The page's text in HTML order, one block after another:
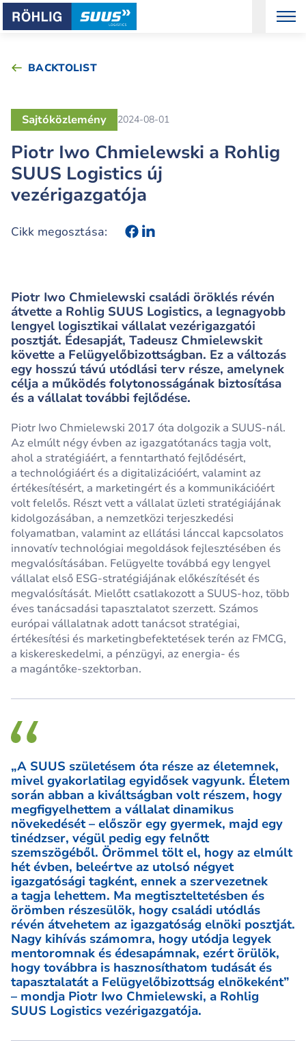
BACKTOLIST
Piotr Iwo Chmielewski a Rohlig
SUUS Logistics új
vezérigazgatója
Sajtóközlemény 2024-08-01
Cikk megosztása:
Piotr Iwo Chmielewski családi öröklés révén
átvette a Rohlig SUUS Logistics, a legnagyobb
lengyel logisztikai vállalat vezérigazgatói
posztját. Édesapját, Tadeusz Chmielewskit
követte a Felügyelőbizottságban. Ez a változás
egy hosszú távú utódlási terv része, amelynek
célja a működés folytonosságának biztosítása
és a vállalat további fejlődése.
Piotr Iwo Chmielewski 2017 óta dolgozik a SUUS-nál.
Az elmúlt négy évben az igazgatótanács tagja volt,
ahol a stratégiáért, a fenntartható fejlődésért,
a technológiáért és a digitalizációért, valamint az
értékesítésért, a marketingért és a kommunikációért
volt felelős. Részt vett a vállalat üzleti stratégiájának
kidolgozásában, a nemzetközi terjeszkedési
folyamatban, valamint az ellátási lánccal kapcsolatos
innovatív technológiai megoldások fejlesztésében és
megvalósításában. Felügyelte továbbá egy lengyel
vállalat első ESG-stratégiájának előkészítését és
megvalósítását. Mielőtt csatlakozott a SUUS-hoz, több
éves tanácsadási tapasztalatot szerzett. Számos
európai vállalatnak adott tanácsot stratégiai,
értékesítési és marketingbefektetések terén az FMCG,
a kiskereskedelmi, a pénzügyi, az energia- és
a magántőke-szektorban.
„A SUUS születésem óta része az életemnek,
mivel gyakorlatilag egyidősek vagyunk. Életem
során abban a kiváltságban volt részem, hogy
megfigyelhettem a vállalat dinamikus
növekedését – először egy gyermek, majd egy
tinédzser, végül pedig egy felnőtt
szemszögéből. Örömmel tölt el, hogy az elmúlt
hét évben, beleértve az utolsó négyet
igazgatósági tagként, ennek a szervezetnek
a tagja lehettem. Ma megtiszteltetésben és
örömben részesülök, hogy családi utódlás
révén átvehetem az igazgatóság elnöki posztját.
Nagy kihívás számomra, hogy utódja legyek
mentoromnak és édesapámnak, ezért örülök,
hogy továbbra is hasznosíthatom tudását és
tapasztalatát a Felügyelőbizottság elnökeként”
– mondja Piotr Iwo Chmielewski, a Rohlig
SUUS Logistics vezérigazgatója.